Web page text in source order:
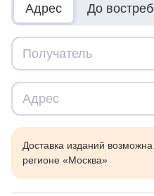
Адрес До
Доставка изданий
регионе «Москва»